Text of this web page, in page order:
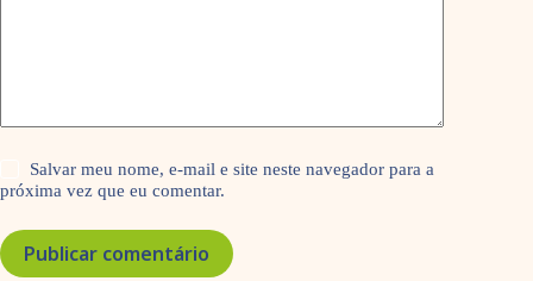
Salvar meu nome, e-mail e site neste navegador para a
próxima vez que eu comentar.
Publicar comentário